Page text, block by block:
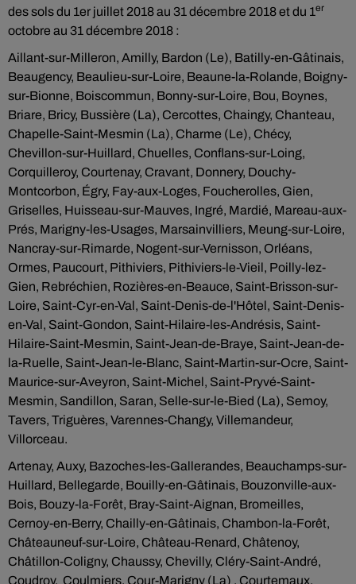
des sols du 1er juillet 2018 au 31 décembre 2018 et du 1er
octobre au 31 décembre 2018 :
Aillant-sur-Milleron, Amilly, Bardon (Le), Batilly-en-Gâtinais,
Beaugency, Beaulieu-sur-Loire, Beaune-la-Rolande, Boigny-
sur-Bionne, Boiscommun, Bonny-sur-Loire, Bou, Boynes,
Briare, Bricy, Bussière (La), Cercottes, Chaingy, Chanteau,
Chapelle-Saint-Mesmin (La), Charme (Le), Chécy,
Chevillon-sur-Huillard, Chuelles, Conflans-sur-Loing,
Corquilleroy, Courtenay, Cravant, Donnery, Douchy-
Montcorbon, Égry, Fay-aux-Loges, Foucherolles, Gien,
Griselles, Huisseau-sur-Mauves, Ingré, Mardié, Mareau-aux-
Prés, Marigny-les-Usages, Marsainvilliers, Meung-sur-Loire,
Nancray-sur-Rimarde, Nogent-sur-Vernisson, Orléans,
Ormes, Paucourt, Pithiviers, Pithiviers-le-Vieil, Poilly-lez-
Gien, Rebréchien, Rozières-en-Beauce, Saint-Brisson-sur-
Loire, Saint-Cyr-en-Val, Saint-Denis-de-l'Hôtel, Saint-Denis-
en-Val, Saint-Gondon, Saint-Hilaire-les-Andrésis, Saint-
Hilaire-Saint-Mesmin, Saint-Jean-de-Braye, Saint-Jean-de-
la-Ruelle, Saint-Jean-le-Blanc, Saint-Martin-sur-Ocre, Saint-
Maurice-sur-Aveyron, Saint-Michel, Saint-Pryvé-Saint-
Mesmin, Sandillon, Saran, Selle-sur-le-Bied (La), Semoy,
Tavers, Triguères, Varennes-Changy, Villemandeur,
Villorceau.
Artenay, Auxy, Bazoches-les-Gallerandes, Beauchamps-sur-
Huillard, Bellegarde, Bouilly-en-Gâtinais, Bouzonville-aux-
Bois, Bouzy-la-Forêt, Bray-Saint-Aignan, Bromeilles,
Cernoy-en-Berry, Chailly-en-Gâtinais, Chambon-la-Forêt,
Châteauneuf-sur-Loire, Château-Renard, Châtenoy,
Châtillon-Coligny, Chaussy, Chevilly, Cléry-Saint-André,
Coudroy, Coulmiers, Cour-Marigny (La) , Courtemaux,